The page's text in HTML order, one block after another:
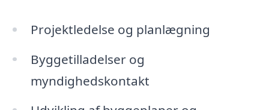
Projektledelse og planlægning
Byggetilladelser og
myndighedskontakt